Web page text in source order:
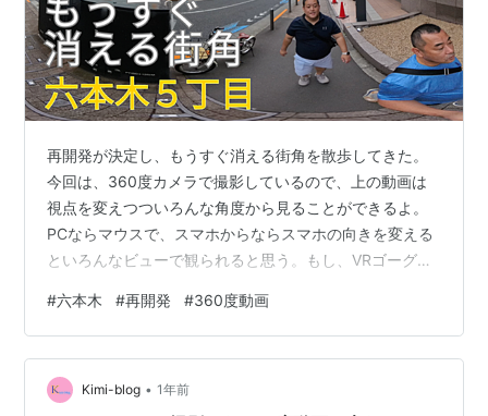
再開発が決定し、もうすぐ消える街角を散歩してきた。
今回は、360度カメラで撮影しているので、上の動画は
視点を変えつついろんな角度から見ることができるよ。
PCならマウスで、スマホからならスマホの向きを変える
といろんなビューで観られると思う。もし、VRゴーグル
すれば、まさにその通りを歩いているような没入感を味
わえる。ちょっと画質が落ちてしまうのが玉に瑕なんだ
けど、面白い技術だなと思う。 計画地のビルや住宅は、
ほぼ撤収されもぬけの殻。その周辺は、通常通りなの
#六本木 #再開発 #360度動画
Kimi-blog • 1年前